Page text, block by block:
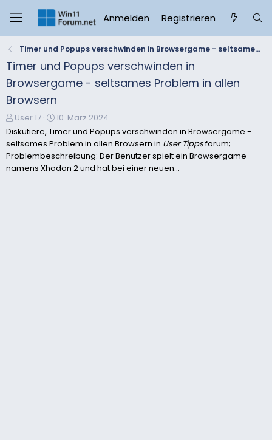
Anmelden Registrieren
Timer und Popups verschwinden in Browsergame - seltsames Problem in allen Browsern
Timer und Popups verschwinden in
Browsergame - seltsames Problem in allen
Browsern
E
r
s
t
e
User 17
E
r
s
t
e
10. März 2024
Diskutiere, Timer und Popups verschwinden in Browsergame -
seltsames Problem in allen Browsern in User Tippsforum;
Problembeschreibung: Der Benutzer spielt ein Browsergame
namens Xhodon 2 und hat bei einer neuen...